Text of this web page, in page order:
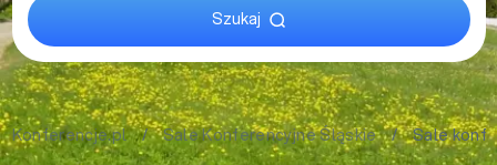
Szukaj
Konferencje.pl/Sale Konferencyjne Śląskie/ Sale